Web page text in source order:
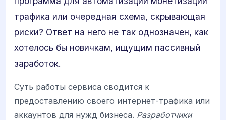
трафика или очередная схема, скрывающая
риски? Ответ на него не так однозначен, как
хотелось бы новичкам, ищущим пассивный
заработок.
Суть работы сервиса сводится к
предоставлению своего интернет-трафика или
аккаунтов для нужд бизнеса. Разработчики